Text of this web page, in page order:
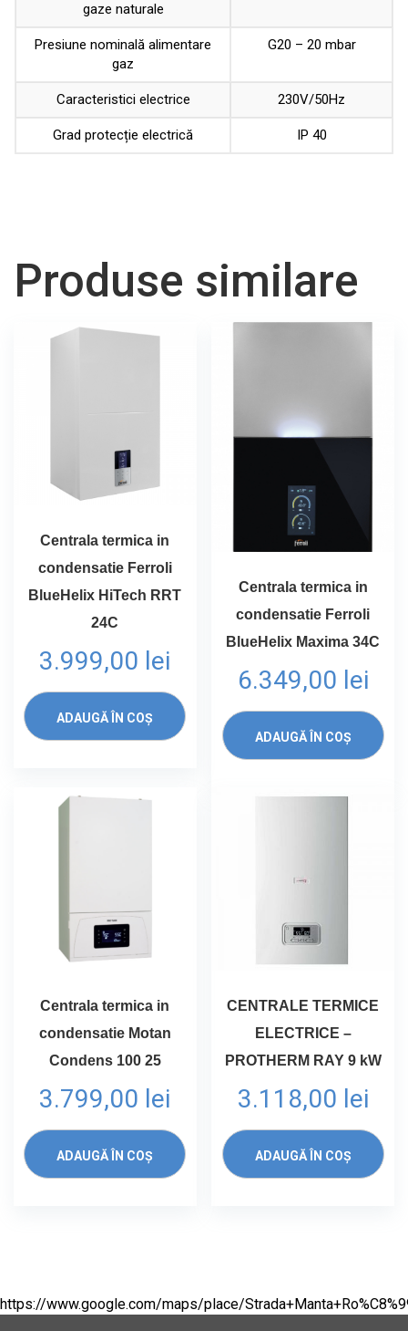
gaze naturale
Presiune nominală alimentare
gaz
G20 – 20 mbar
Caracteristici electrice 230V/50Hz
Grad protecție electrică IP 40
Produse similare
Centrala termica in
condensatie Ferroli
BlueHelix HiTech RRT
24C
3.999,00 lei
ADAUGĂ ÎN COȘ
Centrala termica in
condensatie Ferroli
BlueHelix Maxima 34C
6.349,00 lei
ADAUGĂ ÎN COȘ
Centrala termica in
condensatie Motan
Condens 100 25
3.799,00 lei
ADAUGĂ ÎN COȘ
CENTRALE TERMICE
ELECTRICE –
PROTHERM RAY 9 kW
3.118,00 lei
ADAUGĂ ÎN COȘ
https://www.google.com/maps/place/